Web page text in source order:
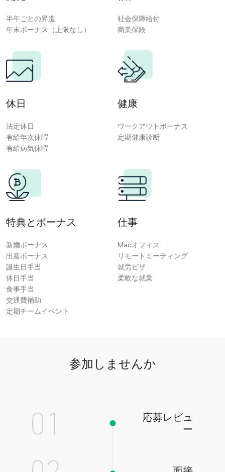
半年ごとの昇進
年末ボーナス（上限なし）
社会保障給付
商業保険
休日
法定休日
有給年次休暇
有給病気休暇
健康
ワークアウトボーナス
定期健康診断
特典とボーナス
新婚ボーナス
出産ボーナス
誕生日手当
休日手当
食事手当
交通費補助
定期チームイベント
仕事
Macオフィス
リモートミーティング
就労ビザ
柔軟な就業
参加しませんか
応募レビュ
ー